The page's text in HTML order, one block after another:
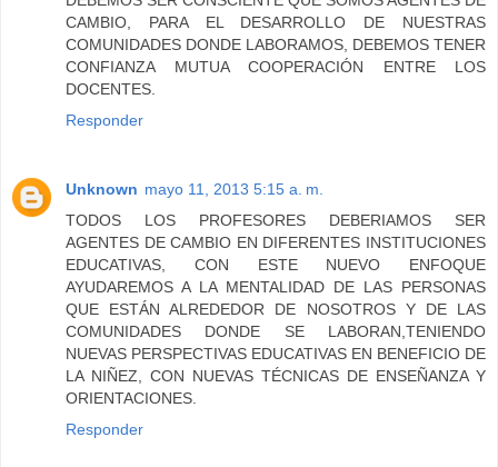
CAMBIO, PARA EL DESARROLLO DE NUESTRAS
COMUNIDADES DONDE LABORAMOS, DEBEMOS TENER
CONFIANZA MUTUA COOPERACIÓN ENTRE LOS
DOCENTES.
Responder
Unknown mayo 11, 2013 5:15 a. m.
TODOS LOS PROFESORES DEBERIAMOS SER
AGENTES DE CAMBIO EN DIFERENTES INSTITUCIONES
EDUCATIVAS, CON ESTE NUEVO ENFOQUE
AYUDAREMOS A LA MENTALIDAD DE LAS PERSONAS
QUE ESTÁN ALREDEDOR DE NOSOTROS Y DE LAS
COMUNIDADES DONDE SE LABORAN,TENIENDO
NUEVAS PERSPECTIVAS EDUCATIVAS EN BENEFICIO DE
LA NIÑEZ, CON NUEVAS TÉCNICAS DE ENSEÑANZA Y
ORIENTACIONES.
Responder